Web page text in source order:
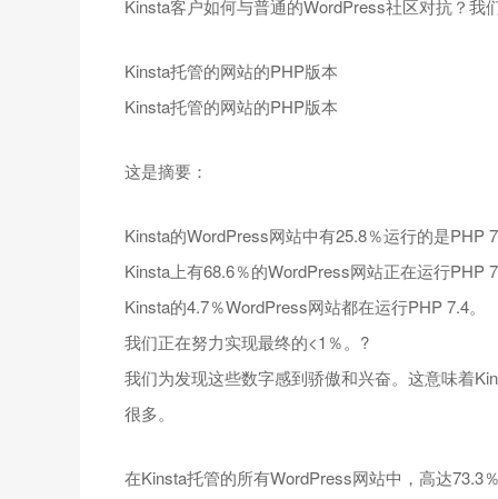
Kinsta客户如何与普通的WordPress社区对抗？我
Kinsta托管的网站的PHP版本
Kinsta托管的网站的PHP版本
这是摘要：
Kinsta的WordPress网站中有25.8％运行的是PHP
Kinsta上有68.6％的WordPress网站正在运行PHP
Kinsta的4.7％WordPress网站都在运行PHP 7.4。
我们正在努力实现最终的<1％。?
我们为发现这些数字感到骄傲和兴奋。这意味着
很多。
在Kinsta托管的所有WordPress网站中，高达73.3